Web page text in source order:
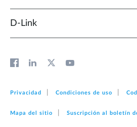
D‑Link
Privacidad Condiciones de uso
Mapa del sitio Suscripción al boletín